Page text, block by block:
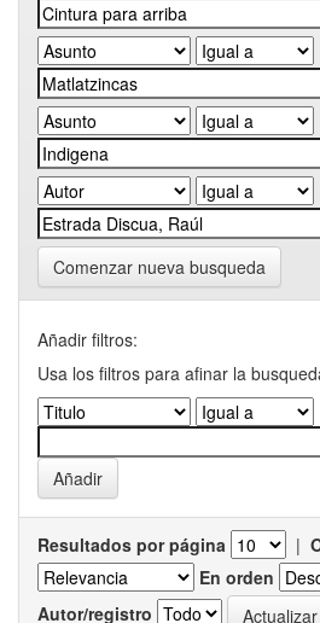
Comenzar nueva busqueda
Añadir filtros:
Usa los filtros para afinar la
Resultados por página |
En orden
Autor/registro